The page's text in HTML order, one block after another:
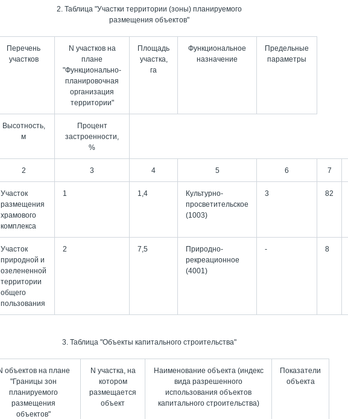
2. Таблица "Участки территории (зоны) планируемого
размещения объектов"
Перечень
участков
N участков на
плане
"Функционально-
планировочная
организация
территории"
Площадь
участка,
га
Функциональное
назначение
Предельные
параметры
Высотность,
м
Процент
застроенности,
%
2 3 4 5 6 7
Участок
размещения
храмового
комплекса
1 1,4
Культурно-
просветительское
(1003)
3 82
Участок
природной и
озелененной
территории
общего
пользования
2 7,5
Природно-
рекреационное
(4001)
- 8
3. Таблица "Объекты капитального строительства"
объектов на плане
"Границы зон
планируемого
размещения
объектов"
N участка, на
котором
размещается
объект
Наименование объекта (индекс
вида разрешенного
использования объектов
капитального строительства)
Показатели
объекта